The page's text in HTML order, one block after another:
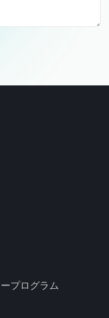
プログラム